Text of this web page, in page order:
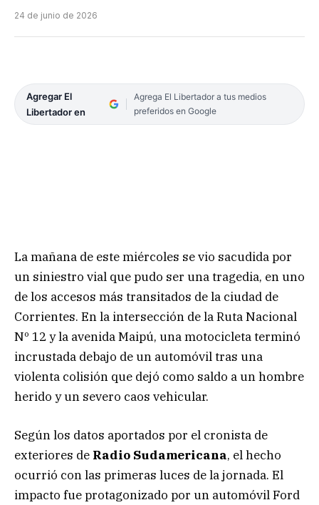
24 de junio de 2026
Agregar El
Libertador en
Agrega El Libertador a tus medios
preferidos en Google
La mañana de este miércoles se vio sacudida por
un siniestro vial que pudo ser una tragedia, en uno
de los accesos más transitados de la ciudad de
Corrientes. En la intersección de la Ruta Nacional
Nº 12 y la avenida Maipú, una motocicleta terminó
incrustada debajo de un automóvil tras una
violenta colisión que dejó como saldo a un hombre
herido y un severo caos vehicular.
Según los datos aportados por el cronista de
exteriores de Radio Sudamericana, el hecho
ocurrió con las primeras luces de la jornada. El
impacto fue protagonizado por un automóvil Ford